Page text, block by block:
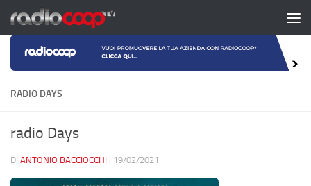
Salta al contenuto
RADIO DAYS
radio Days
DI ANTONIO BACCIOCCHI · 19/02/2021